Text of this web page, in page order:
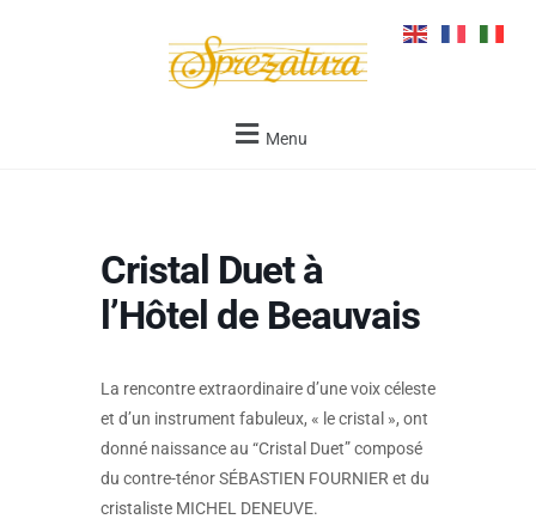
Menu
Cristal Duet à
l’Hôtel de Beauvais
La rencontre extraordinaire d’une voix céleste
et d’un instrument fabuleux, « le cristal », ont
donné naissance au “Cristal Duet” composé
du contre-ténor SÉBASTIEN FOURNIER et du
cristaliste MICHEL DENEUVE.